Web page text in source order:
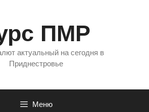
ПМР
актуальный на сегодня в
Приднестровье
Меню